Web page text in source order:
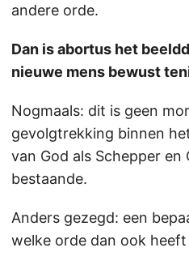
andere orde.
Dan is abortus het
nieuwe mens bewust
Nogmaals: dit is geen
gevolgtrekking binnen
van God als Schepper
bestaande.
Anders gezegd: een
welke orde dan ook